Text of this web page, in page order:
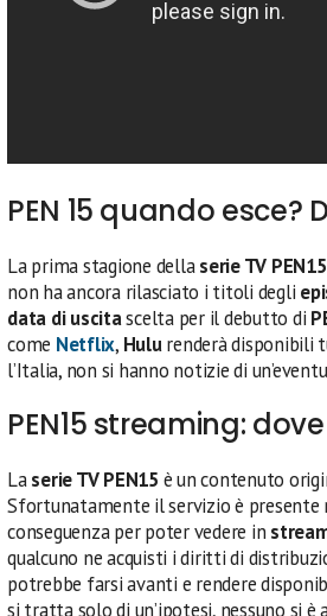
PEN 15 quando
La prima stagione dellaserie TV PEN15
non ha ancora rilasciato i titoli degli
data di uscitascelta per il debutto di
come Netflix, Hulurenderà disponibili
l’Italia, non si hanno notizie di
PEN15 streaming:
Laserie TV PEN15 è un contenuto
Sfortunatamente il servizio è presente
conseguenza per poter vedere in
qualcuno ne acquisti i diritti di
potrebbe farsi avanti e rendere
si tratta solo di un’ipotesi, nessuno si